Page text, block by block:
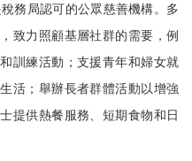
務局認可的公眾慈善機構。多
致力照顧基層社群的需要，例
訓練活動；支援青年和婦女就
活；舉辦長者群體活動以增強
提供熱餐服務、短期食物和日